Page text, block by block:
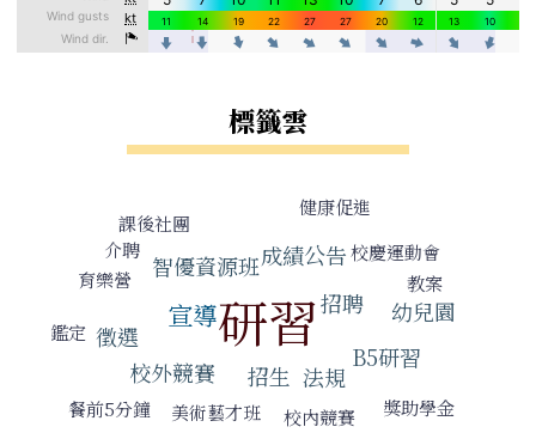
標籤雲
課後社團
健康促進
介聘 智優資源班成績公告校慶運動會
育樂營
教案
宣導研習招聘
鑑定
幼兒園
徵選
校外競賽
招生 法規
B5研習
餐前5分鐘 美術藝才班 校內競賽 獎助學金